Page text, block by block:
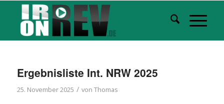
Ergebnisliste Int. NRW 2025
25. November 2025 / von Thomas